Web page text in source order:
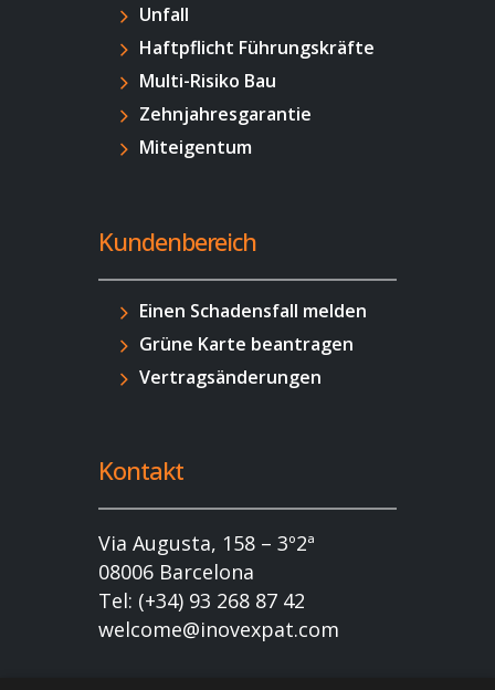
Unfall
Haftpflicht Führungskräfte
Multi-Risiko Bau
Zehnjahresgarantie
Miteigentum
Kundenbereich
Einen Schadensfall melden
Grüne Karte beantragen
Vertragsänderungen
Kontakt
Via Augusta, 158 – 3º2ª
08006 Barcelona
Tel: (+34) 93 268 87 42
welcome@inovexpat.com